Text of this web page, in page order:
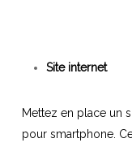
Site internet
Mettez en place un
pour smartphone.